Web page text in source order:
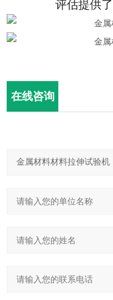
评估提供
在线咨询